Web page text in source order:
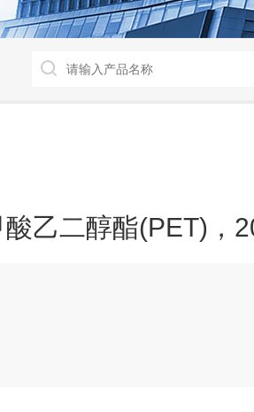
乙二醇酯(PET)，